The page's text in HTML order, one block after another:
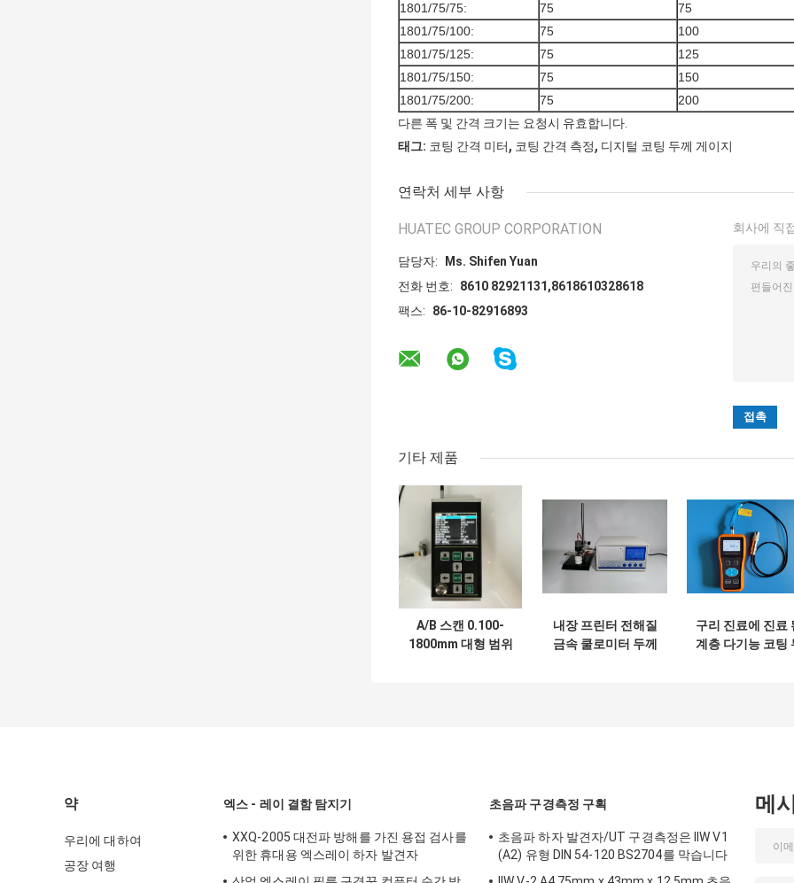
1801/75/75:
75
75
1801/75/100:
75
100
1801/75/125:
75
125
1801/75/150:
75
150
1801/75/200:
75
200
다른 폭 및 간격 크기는 요청시 유효합니다.
태그: 코팅 간격 미터, 코팅 간격 측정, 디지털 코팅 두께 게이지
연락처 세부 사항
HUATEC GROUP CORPORATION
담당자:
Ms. Shifen Yuan
전화 번호:
8610 82921131,8618610328618
팩스:
86-10-82916893
회사에 직
기타 제품
A/B 스캔 0.100-
1800mm 대형 범위
내장 프린터 전해질
금속 쿨로미터 두께
구리 진료에 진료
계층 다기능 코팅
약
우리에 대하여
공장 여행
엑스 - 레이 결함 탐지기
XXQ-2005 대전파 방해를 가진 용접 검사를
위한 휴대용 엑스레이 하자 발견자
초음파 구경측정 구획
초음파 하자 발견자/UT 구경측정은 IIW V1
(A2) 유형 DIN 54-120 BS2704를 막습니다
메